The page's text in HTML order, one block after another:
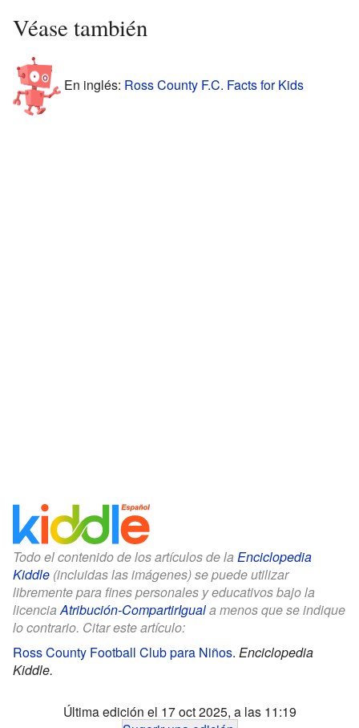
Véase también
En inglés: Ross County F.C. Facts for Kids
Todo el contenido de los artículos de la Enciclopedia
Kiddle (incluidas las imágenes) se puede utilizar
libremente para fines personales y educativos bajo la
licenciaAtribución-CompartirIguala menos que se indique
lo contrario. Citar este artículo:
Ross County Football Club para Niños. Enciclopedia
Kiddle.
Última edición el 17 oct 2025, a las 11:19